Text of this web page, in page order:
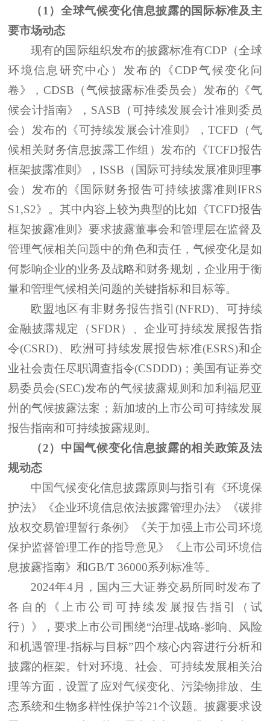
（1）全球气候变化信息披露的国际标准及主
要市场动态
现有的国际组织发布的披露标准有CDP（全球
环境信息研究中心）发布的《CDP气候变化问
卷》，CDSB（气候披露标准委员会）发布的《气
候会计指南》，SASB（可持续发展会计准则委员
会）发布的《可持续发展会计准则》，TCFD（气
候相关财务信息披露工作组）发布的《TCFD报告
框架披露准则》，ISSB（国际可持续发展准则理事
会）发布的《国际财务报告可持续披露准则 IFRS
S1,S2》。其中内容上较为典型的比如《TCFD报告
框架披露准则》要求披露董事会和管理层在监督及
管理气候相关问题中的角色和责任，气候变化是如
何影响企业的业务及战略和财务规划，企业用于衡
量和管理气候相关问题的关键指标和目标等。
欧盟地区有非财务报告指引 (NFRD)、可持续
金融披露规定（SFDR）、企业可持续发展报告指
令(CSRD)、欧洲可持续发展报告标准(ESRS)和企
业社会责任尽职调查指令(CSDDD)；美国有证券交
易委员会(SEC)发布的气候披露规则和加利福尼亚
州的气候披露法案；新加坡的上市公司可持续发展
报告指南和可持续披露规则。
（2）中国气候变化信息披露的相关政策及法
规动态
中国气候变化信息披露原则与指引有《环境保
护法》《企业环境信息依法披露管理办法》《碳排
放权交易管理暂行条例》《关于加强上市公司环境
保护监督管理工作的指导意见》《上市公司环境信
息披露指南》和GB/T 36000系列标准等。
2024年4月，国内三大证券交易所同时发布了
各自的《上市公司可持续发展报告指引（试
行）》，要求上市公司围绕“治理-战略-影响、风险
和机遇管理-指标与目标”四个核心内容进行分析和
披露的框架。针对环境、社会、可持续发展相关治
理等方面，设置了应对气候变化、污染物排放、生
态系统和生物多样性保护等21个议题。披露要求设